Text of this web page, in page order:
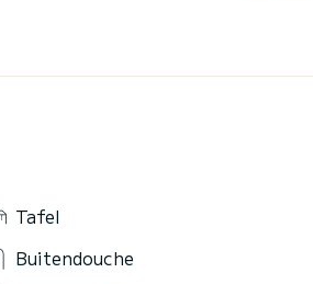
Tafel
Buitendouche